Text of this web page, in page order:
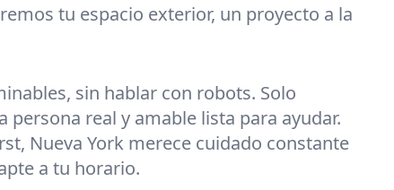
tu espacio exterior, un proyecto a la
sin hablar con robots. Solo
persona real y amable lista para ayudar.
Nueva York merece cuidado constante
a tu horario.